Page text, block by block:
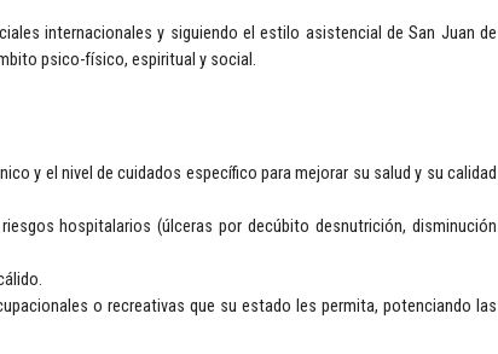
internacionales y siguiendo el estilo asistencial de San Juan de
psico-físico, espiritual y social.
y el nivel de cuidados específico para mejorar su salud y su calidad
hospitalarios (úlceras por decúbito desnutrición, disminución
o recreativas que su estado les permita, potenciando las